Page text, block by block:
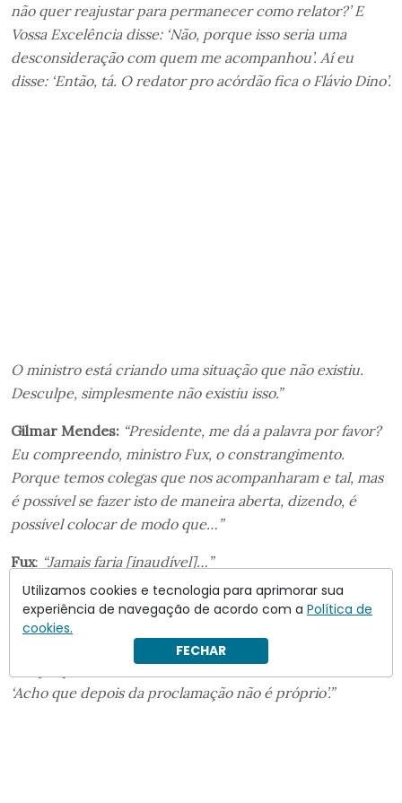
não quer reajustar para permanecer como relator?’ E
Vossa Excelência disse: ‘Não, porque isso seria uma
desconsideração com quem me acompanhou’. Aí eu
disse: ‘Então, tá. O redator pro acórdão fica o Flávio Dino’.
O ministro está criando uma situação que não existiu.
Desculpe, simplesmente não existiu isso.”
Gilmar Mendes: “Presidente, me dá a palavra por favor?
Eu compreendo, ministro Fux, o constrangimento.
Porque temos colegas que nos acompanharam e tal, mas
é possível se fazer isto de maneira aberta, dizendo, é
possível colocar de modo que…”
Fux: “Jamais faria [inaudível]…”
Barroso :“Ministro Gilmar, eu perguntei ao ministro Fux
e hoje eu perguntei ao ministro Flávio Dino se ele se
importava em devolver a relatoria ao ministro Fux.
Porque pra mim tanto faz. E o ministro Flávio Dino disse:
‘Acho que depois da proclamação não é próprio’.”
Utilizamos cookies e tecnologia para aprimorar sua
experiência de navegação de acordo com a Política de
cookies.
FECHAR